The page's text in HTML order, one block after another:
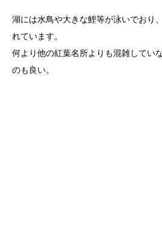
湖には水鳥や大きな鯉等が泳いでおり
れています。
何より他の紅葉名所よりも混雑してい
のも良い。